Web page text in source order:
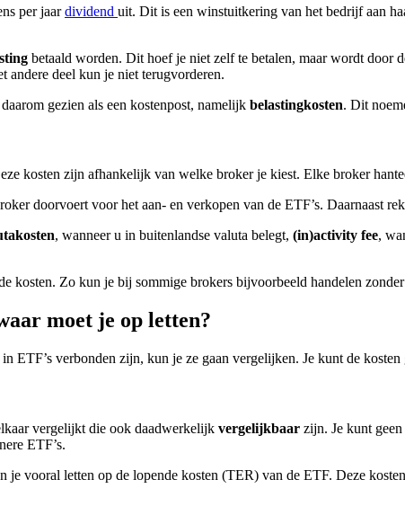
per jaardividend uit. Dit is een winstuitkering van het bedrijf aan
betaald worden. Dit hoef je niet zelf te betalen, maar wordt door
andere deel kun je niet terugvorderen.
gezien als een kostenpost, namelijk belastingkosten. Dit
kosten zijn afhankelijk van welke broker je kiest. Elke broker
doorvoert voor het aan- en verkopen van de ETF’s. Daarnaast
, wanneer u in buitenlandse valuta belegt, (in)activity fee,
kosten. Zo kun je bij sommige brokers bijvoorbeeld handelen
moet je op letten?
ETF’s verbonden zijn, kun je ze gaan vergelijken. Je kunt de
vergelijkt die ook daadwerkelijk vergelijkbaar zijn. Je kunt geen
ETF’s.
vooral letten op de lopende kosten (TER) van de ETF. Deze